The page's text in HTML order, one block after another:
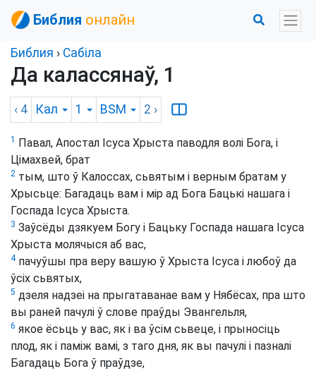
Библия онлайн
Библия › Сабіла
Да калассянаў, 1
‹ 4 Кал 1 BSM 2 ›
1
Павал, Апостал Ісуса Хрыста паводля волі Бога, і
Цімахвей, брат
2 тым, што ў Калоссах, сьвятым і верным братам у
Хрысьце: Багадаць вам і мір ад Бога Бацькі нашага і
Госпада Ісуса Хрыста.
3 Заўсёды дзякуем Богу і Бацьку Госпада нашага Ісуса
Хрыста молячыся аб вас,
4пачуўшы пра веру вашую ў Хрыста Ісуса і любоў да
ўсіх сьвятых,
5 дзеля надзеі на прыгатаванае вам у Нябёсах, пра што
вы раней пачулі ў слове праўды Эвангельля,
6 якое ёсьць у вас, як і ва ўсім сьвеце, і прыносіць
плод, як і паміж вамі, з таго дня, як вы пачулі і пазналі
Багадаць Бога ў праўдзе,